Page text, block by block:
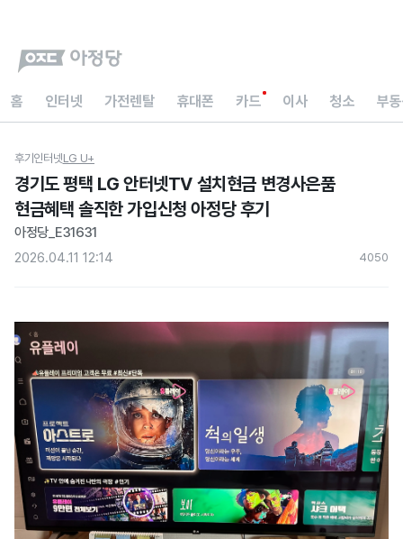
홈 인터넷 가전렌탈 휴대폰 카드 이사 청소 부
후기 인터넷LG U+
경기도 평택 LG 안터넷TV 설치현금 변경사은품
현금혜택 솔직한 가입신청 아정당 후기
아정당_E31631
2026.04.11 12:14
4050